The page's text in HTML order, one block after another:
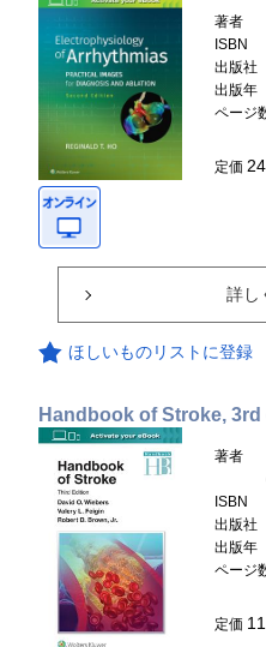
著者
ISBN
出版社
出版年
ページ
定価
詳し
ほしいものリストに登録
Handbook of Stroke, 3rd
著者
ISBN
出版社
出版年
ページ
定価